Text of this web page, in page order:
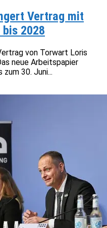
Vertrag mit
2028
von Torwart Loris
neue Arbeitspapier
30. Juni...